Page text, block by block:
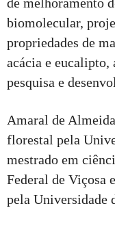
biomolecular,
propriedades de
acácia e eucalipto,
pesquisa e
Amaral de
florestal pela
mestrado em
Federal de Viçosa
pela Universidade